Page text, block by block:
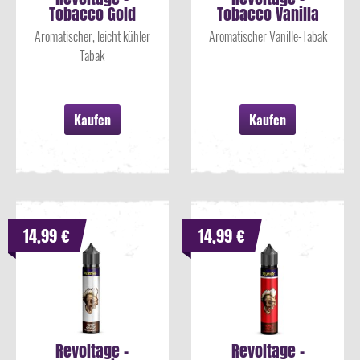
Tobacco Gold
Aroma 7ml
Aromatischer, leicht kühler
Tabak
Kaufen
Tobacco Vanilla
Aroma 7ml
Aromatischer Vanille-Tabak
Kaufen
Revoltage -
14,99 €
Revoltage -
14,99 €